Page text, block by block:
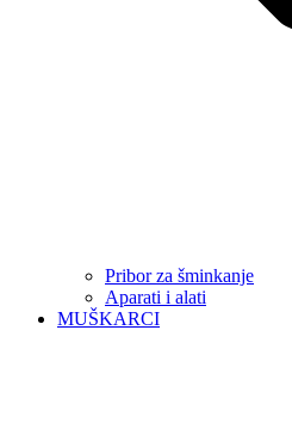
Pribor za šminkanje
Aparati i alati
MUŠKARCI